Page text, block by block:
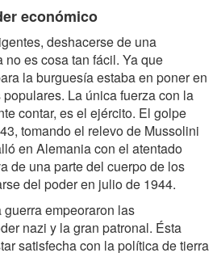
económico
deshacerse de una
es cosa tan fácil. Ya que
la burguesía estaba en poner en
La única fuerza con la
contar, es el ejército. El golpe
tomando el relevo de Mussolini
en Alemania con el atentado
de una parte del cuerpo de los
del poder en julio de 1944.
empeoraron las
nazi y la gran patronal. Ésta
satisfecha con la política de tierra